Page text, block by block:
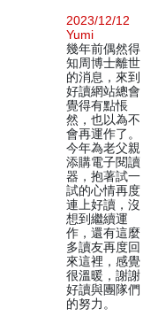
2023/12/12
Yumi
幾年前偶然得
知周博士離世
的消息，來到
好讀網站總會
覺得有點悵
然，也以為不
會再運作了。
今年為老父親
添購電子閱讀
器，抱著試一
試的心情再度
連上好讀，沒
想到繼續運
作，還有這麼
多讀友再度回
來這裡，感覺
很溫暖，謝謝
好讀與團隊們
的努力。